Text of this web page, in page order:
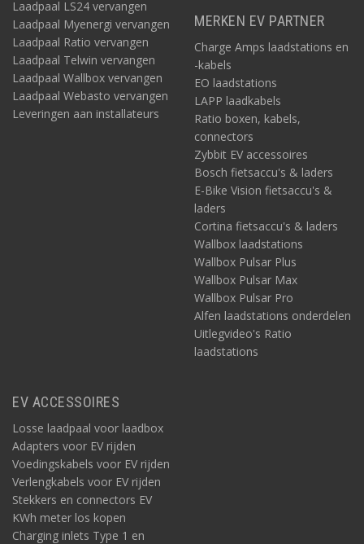
Laadpaal LS24 vervangen
Laadpaal Myenergi vervangen
Laadpaal Ratio vervangen
Laadpaal Telwin vervangen
Laadpaal Wallbox vervangen
Laadpaal Webasto vervangen
Leveringen aan installateurs
MERKEN EV PARTNER
Charge Amps laadstations en
-kabels
EO laadstations
LAPP laadkabels
Ratio boxen, kabels,
connectors
Zybbit EV accessoires
Bosch fietsaccu's & laders
E-Bike Vision fietsaccu's &
laders
Cortina fietsaccu's & laders
Wallbox laadstations
Wallbox Pulsar Plus
Wallbox Pulsar Max
Wallbox Pulsar Pro
Alfen laadstations onderdelen
Uitlegvideo's Ratio
laadstations
EV ACCESSOIRES
Losse laadpaal voor laadbox
Adapters voor EV rijden
Voedingskabels voor EV rijden
Verlengkabels voor EV rijden
Stekkers en connectors EV
KWh meter los kopen
Charging inlets Type 1 en